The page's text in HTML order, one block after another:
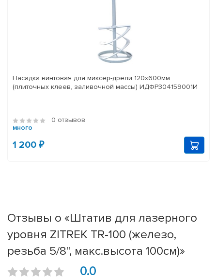
Насадка винтовая для миксер-дрели 120x600мм
(плиточных клеев, заливочной массы) ИДФР304159001И
0 отзывов
много
1 200 ₽
Отзывы о «Штатив для лазерного
уровня ZITREK TR-100 (железо,
резьба 5/8'', макс.высота 100см)»
0.0